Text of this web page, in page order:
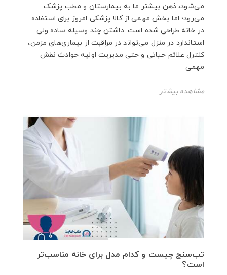
می‌شود، ذهن بیشتر ما به بیمارستان و مطب پزشک
می‌رود؛ اما بخش مهمی از کالا پزشکی امروز برای استفاده
در خانه طراحی شده است. داشتن چند وسیله ساده ولی
استاندارد در منزل می‌تواند در مراقبت از بیماری‌های مزمن،
کنترل علائم حیاتی و حتی مدیریت اولیه حوادث نقش
مهمی
مشاهده بیشتر
تب‌سنج چیست و کدام مدل برای خانه مناسب‌تر
است؟